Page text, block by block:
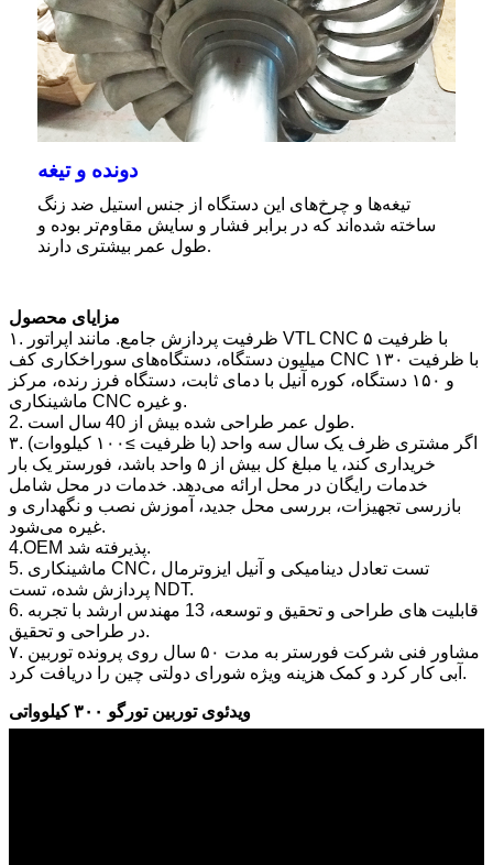
دونده و تیغه
تیغه‌ها و چرخ‌های این دستگاه از جنس استیل ضد زنگ
ساخته شده‌اند که در برابر فشار و سایش مقاوم‌تر بوده و
طول عمر بیشتری دارند.
مزایای محصول
۱. ظرفیت پردازش جامع. مانند اپراتور VTL CNC با ظرفیت ۵
میلیون دستگاه، دستگاه‌های سوراخکاری کف CNC با ظرفیت ۱۳۰
و ۱۵۰ دستگاه، کوره آنیل با دمای ثابت، دستگاه فرز رنده، مرکز
ماشینکاری CNC و غیره.
2. طول عمر طراحی شده بیش از 40 سال است.
۳. اگر مشتری ظرف یک سال سه واحد (با ظرفیت ≥۱۰۰ کیلووات)
خریداری کند، یا مبلغ کل بیش از ۵ واحد باشد، فورستر یک بار
خدمات رایگان در محل ارائه می‌دهد. خدمات در محل شامل
بازرسی تجهیزات، بررسی محل جدید، آموزش نصب و نگهداری و
غیره می‌شود.
4.OEM پذیرفته شد.
5. ماشینکاری CNC، تست تعادل دینامیکی و آنیل ایزوترمال
پردازش شده، تست NDT.
6. قابلیت های طراحی و تحقیق و توسعه، 13 مهندس ارشد با تجربه
در طراحی و تحقیق.
۷. مشاور فنی شرکت فورستر به مدت ۵۰ سال روی پرونده توربین
آبی کار کرد و کمک هزینه ویژه شورای دولتی چین را دریافت کرد.
ویدئوی توربین تورگو ۳۰۰ کیلوواتی